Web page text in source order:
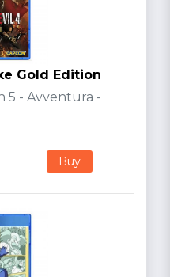
Gold Edition
5 - Avventura -
Buy